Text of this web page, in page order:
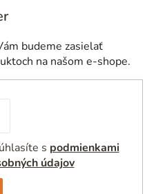
ý
budeme zasielať
na našom e-shope.
s podmienkami
údajov